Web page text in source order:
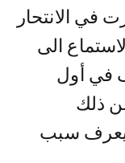
في الانتحار
الى
في أول
ذلك
يعرف سبب